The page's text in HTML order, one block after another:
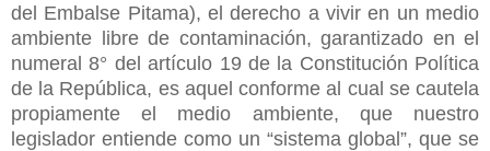
del Embalse Pitama), el derecho a vivir en un medio
ambiente libre de contaminación, garantizado en el
numeral 8° del artículo 19 de la Constitución Política
de la República, es aquel conforme al cual se cautela
propiamente el medio ambiente, que nuestro
legislador entiende como un “sistema global”, que se